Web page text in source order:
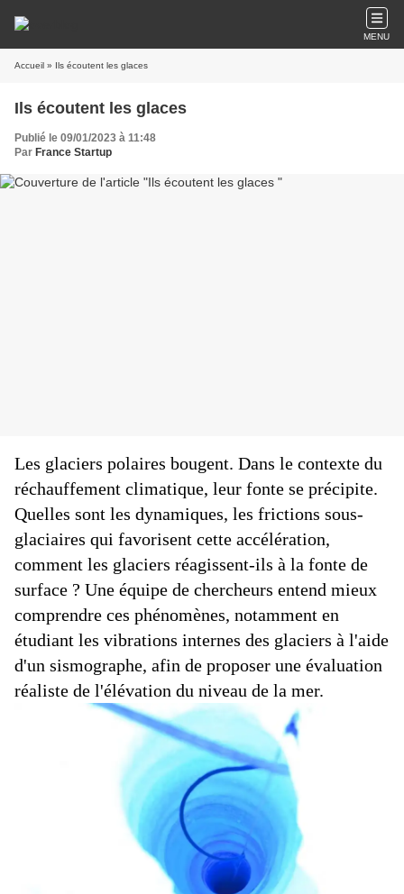
MENU
Accueil » Ils écoutent les glaces
Ils écoutent les glaces
Publié le 09/01/2023 à 11:48
Par France Startup
Les glaciers polaires bougent. Dans le contexte du
réchauffement climatique, leur fonte se précipite.
Quelles sont les dynamiques, les frictions sous-
glaciaires qui favorisent cette accélération,
comment les glaciers réagissent-ils à la fonte de
surface ? Une équipe de chercheurs entend mieux
comprendre ces phénomènes, notamment en
étudiant les vibrations internes des glaciers à l'aide
d'un sismographe, afin de proposer une évaluation
réaliste de l'élévation du niveau de la mer.